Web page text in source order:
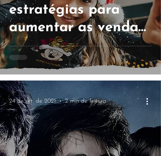
estratégias para
aumentar as vendas
neste Natal
24 de set. de 2021 2 min de leitura